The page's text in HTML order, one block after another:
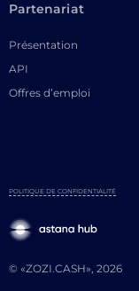
Partenariat
Présentation
API
Offres d’emploi
© «ZOZI.CASH», 2026
POLITIQUE DE CONFIDENTIALITÉ